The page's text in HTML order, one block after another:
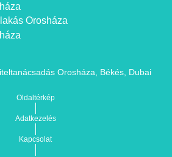
Orosháza
Orosháza, Békés, Dubai
Oldaltérkép
Adatkezelés
Kapcsolat